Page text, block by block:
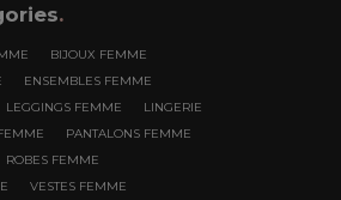
.
BIJOUX FEMME
ENSEMBLES FEMME
LEGGINGS FEMME
LINGERIE
PANTALONS FEMME
ROBES FEMME
VESTES FEMME